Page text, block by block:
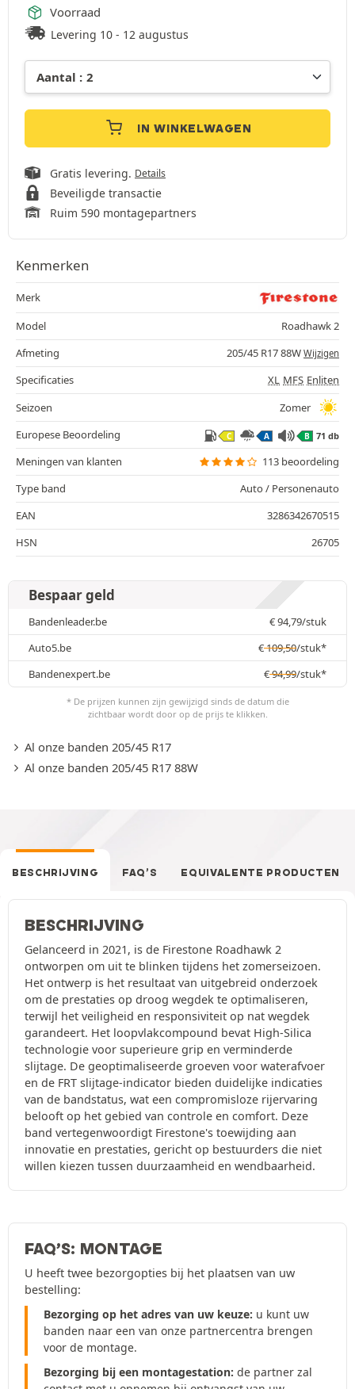
Voorraad
Levering 10 - 12 augustus
IN WINKELWAGEN
Gratis levering. Details
Beveiligde transactie
Ruim 590 montagepartners
Kenmerken
Merk
Model
Roadhawk 2
Afmeting
205/45 R17 88W Wijzigen
Specificaties XL MFS Enliten
Seizoen
Zomer
Europese Beoordeling
C A B 71 db
Meningen van klanten
113 beoordeling
Type band
Auto / Personenauto
EAN
3286342670515
HSN
26705
Bespaar geld
Bandenleader.be €94,79/stuk
Auto5.be
€109,50/stuk*
Bandenexpert.be
€94,99/stuk*
* De prijzen kunnen zijn gewijzigd sinds de datum die
zichtbaar wordt door op de prijs te klikken.
Al onze banden 205/45 R17
Al onze banden 205/45 R17 88W
BESCHRIJVING FAQ’S EQUIVALENTE PRODUCTEN
BESCHRIJVING
Gelanceerd in 2021, is de Firestone Roadhawk 2
ontworpen om uit te blinken tijdens het zomerseizoen.
Het ontwerp is het resultaat van uitgebreid onderzoek
om de prestaties op droog wegdek te optimaliseren,
terwijl het veiligheid en responsiviteit op nat wegdek
garandeert. Het loopvlakcompound bevat High-Silica
technologie voor superieure grip en verminderde
slijtage. De geoptimaliseerde groeven voor waterafvoer
en de FRT slijtage-indicator bieden duidelijke indicaties
van de bandstatus, wat een compromisloze rijervaring
belooft op het gebied van controle en comfort. Deze
band vertegenwoordigt Firestone's toewijding aan
innovatie en prestaties, gericht op bestuurders die niet
willen kiezen tussen duurzaamheid en wendbaarheid.
FAQ’S: MONTAGE
U heeft twee bezorgopties bij het plaatsen van uw
bestelling:
Bezorging op het adres van uw keuze: u kunt uw
banden naar een van onze partnercentra brengen
voor de montage.
Bezorging bij een montagestation: de partner zal